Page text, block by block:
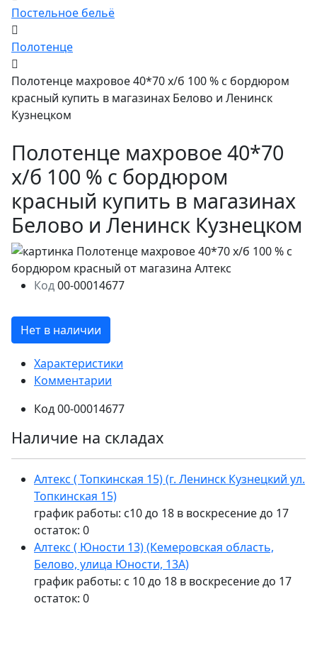
Постельное бельё
Полотенце
Полотенце махровое 40*70 х/б 100 % с бордюром
красный купить в магазинах Белово и Ленинск
Кузнецком
Полотенце махровое 40*70
х/б 100 % с бордюром
красный купить в магазинах
Белово и Ленинск Кузнецком
Код00-00014677
Нет в наличии
Характеристики
Комментарии
Код00-00014677
Наличие на складах
Алтекс ( Топкинская 15) (г. Ленинск Кузнецкий ул.
Топкинская 15)
график работы: с10 до 18 в воскресение до 17
остаток: 0
Алтекс ( Юности 13) (Кемеровская область,
Белово, улица Юности, 13А)
график работы: с 10 до 18 в воскресение до 17
остаток: 0